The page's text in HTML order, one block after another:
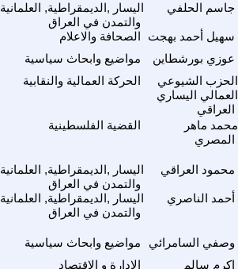
اليسار ,الديمقراطية, العلمانية
والتمدن في العراق
جاسم الحلفي
الصحافة والاعلام سهيل أحمد بهجت
مواضيع وابحاث سياسية
عوزي بورشطاين
الحركة العمالية والنقابية
الحزب الشيوعي
العمالي اليساري
العراقي
القضية الفلسطينية
محمد ماهر
المصري
اليسار ,الديمقراطية, العلمانية
والتمدن في العراق
محمود العراقي
اليسار ,الديمقراطية, العلمانية
والتمدن في العراق
أحمد الناصري
مواضيع وابحاث سياسية وصفي السامرائي
الادارة و الاقتصاد
اكرم سالم